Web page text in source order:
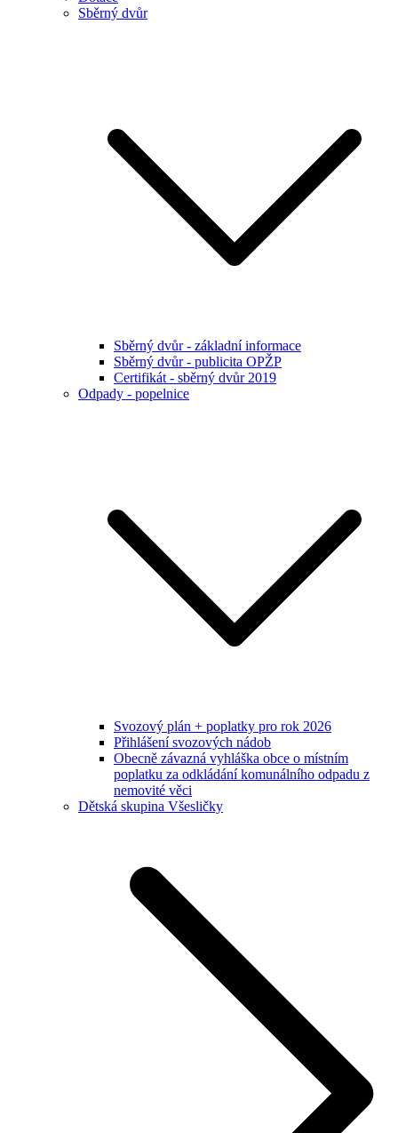
Sběrný dvůr
Sběrný dvůr - základní informace
Sběrný dvůr - publicita OPŽP
Certifikát - sběrný dvůr 2019
Odpady - popelnice
Svozový plán + poplatky pro rok 2026
Přihlášení svozových nádob
Obecně závazná vyhláška obce o místním
poplatku za odkládání komunálního odpadu z
nemovité věci
Dětská skupina Všesličky